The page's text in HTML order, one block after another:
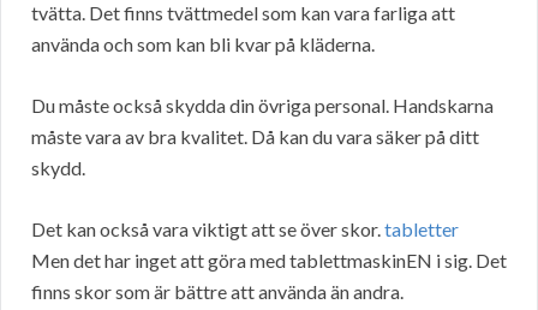
tvätta. Det finns tvättmedel som kan vara farliga att
använda och som kan bli kvar på kläderna.
Du måste också skydda din övriga personal. Handskarna
måste vara av bra kvalitet. Då kan du vara säker på ditt
skydd.
Det kan också vara viktigt att se över skor.tabletter
Men det har inget att göra med tablettmaskinEN i sig. Det
finns skor som är bättre att använda än andra.